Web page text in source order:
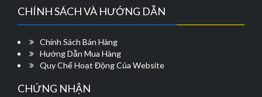
CHÍNH SÁCH VÀ HƯỚNG DẪN
Chính Sách Bán Hàng
Hướng Dẫn Mua Hàng
Quy Chế Hoạt Động Của Website
CHỨNG NHẬN